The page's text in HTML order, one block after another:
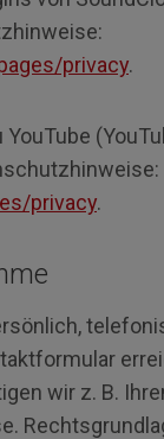
privacy.
privacy.
wir z. B.